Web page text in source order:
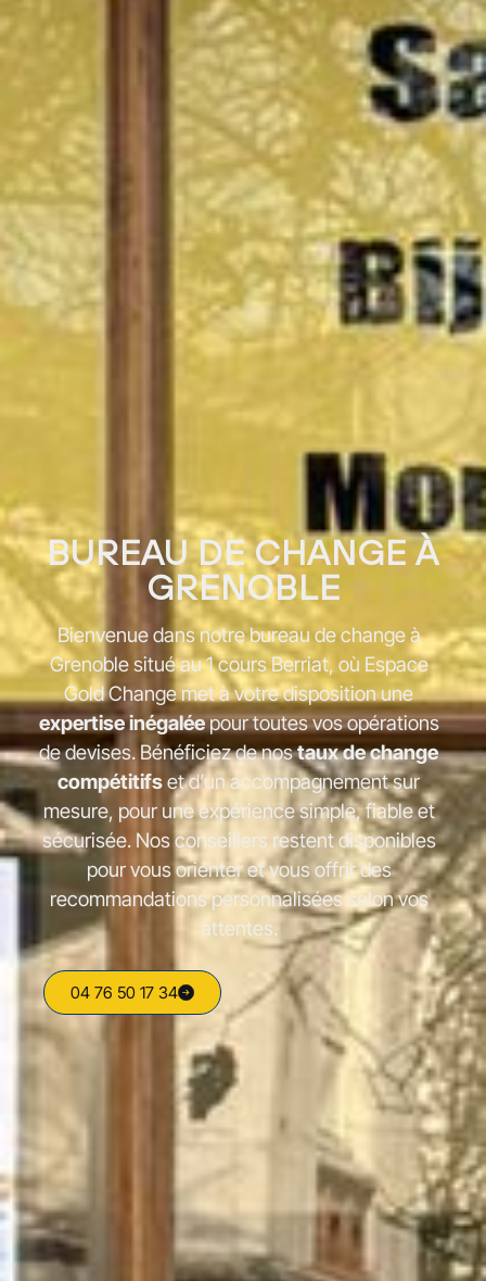
BUREAU DE CHANGE À
GRENOBLE
Bienvenue dans notre bureau de change à
Grenoble situé au 1 cours Berriat, où Espace
Gold Change met à votre disposition une
expertise inégaléepour toutes vos opérations
de devises. Bénéficiez de nostaux de change
compétitifset d’un accompagnement sur
mesure, pour une expérience simple, fiable et
sécurisée. Nos conseillers restent disponibles
pour vous orienter et vous offrir des
recommandations personnalisées selon vos
attentes.
04 76 50 17 34